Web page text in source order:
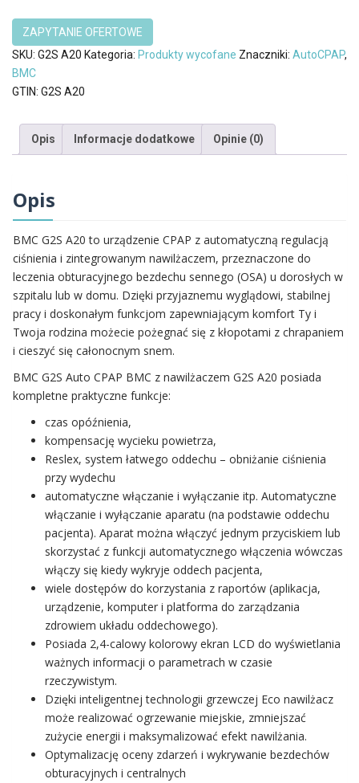
Auto
CPAP
z
Nawilżaczem
A20
SKU: G2S A20 Kategoria: Produkty wycofane Znaczniki: AutoCPAP,
BMC
GTIN: G2S A20
Opis Informacje dodatkowe Opinie (0)
Opis
BMC G2S A20 to urządzenie CPAP z automatyczną regulacją
ciśnienia i zintegrowanym nawilżaczem, przeznaczone do
leczenia obturacyjnego bezdechu sennego (OSA) u dorosłych w
szpitalu lub w domu. Dzięki przyjaznemu wyglądowi, stabilnej
pracy i doskonałym funkcjom zapewniającym komfort Ty i
Twoja rodzina możecie pożegnać się z kłopotami z chrapaniem
i cieszyć się całonocnym snem.
BMC G2S Auto CPAP BMC z nawilżaczem G2S A20 posiada
kompletne praktyczne funkcje:
czas opóźnienia,
kompensację wycieku powietrza,
Reslex, system łatwego oddechu – obniżanie ciśnienia
przy wydechu
automatyczne włączanie i wyłączanie itp. Automatyczne
włączanie i wyłączanie aparatu (na podstawie oddechu
pacjenta). Aparat można włączyć jednym przyciskiem lub
skorzystać z funkcji automatycznego włączenia wówczas
włączy się kiedy wykryje oddech pacjenta,
wiele dostępów do korzystania z raportów (aplikacja,
urządzenie, komputer i platforma do zarządzania
zdrowiem układu oddechowego).
Posiada 2,4-calowy kolorowy ekran LCD do wyświetlania
ważnych informacji o parametrach w czasie
rzeczywistym.
Dzięki inteligentnej technologii grzewczej Eco nawilżacz
może realizować ogrzewanie miejskie, zmniejszać
zużycie energii i maksymalizować efekt nawilżania.
Optymalizację oceny zdarzeń i wykrywanie bezdechów
obturacyjnych i centralnych